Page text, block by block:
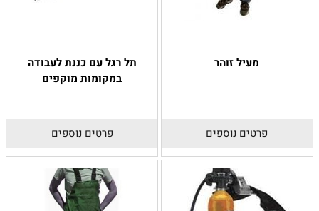
מעיל זוהר
פרטים נוספים
תל רגל עם כננת לעבודה
במקומות מוקפים
פרטים נוספים